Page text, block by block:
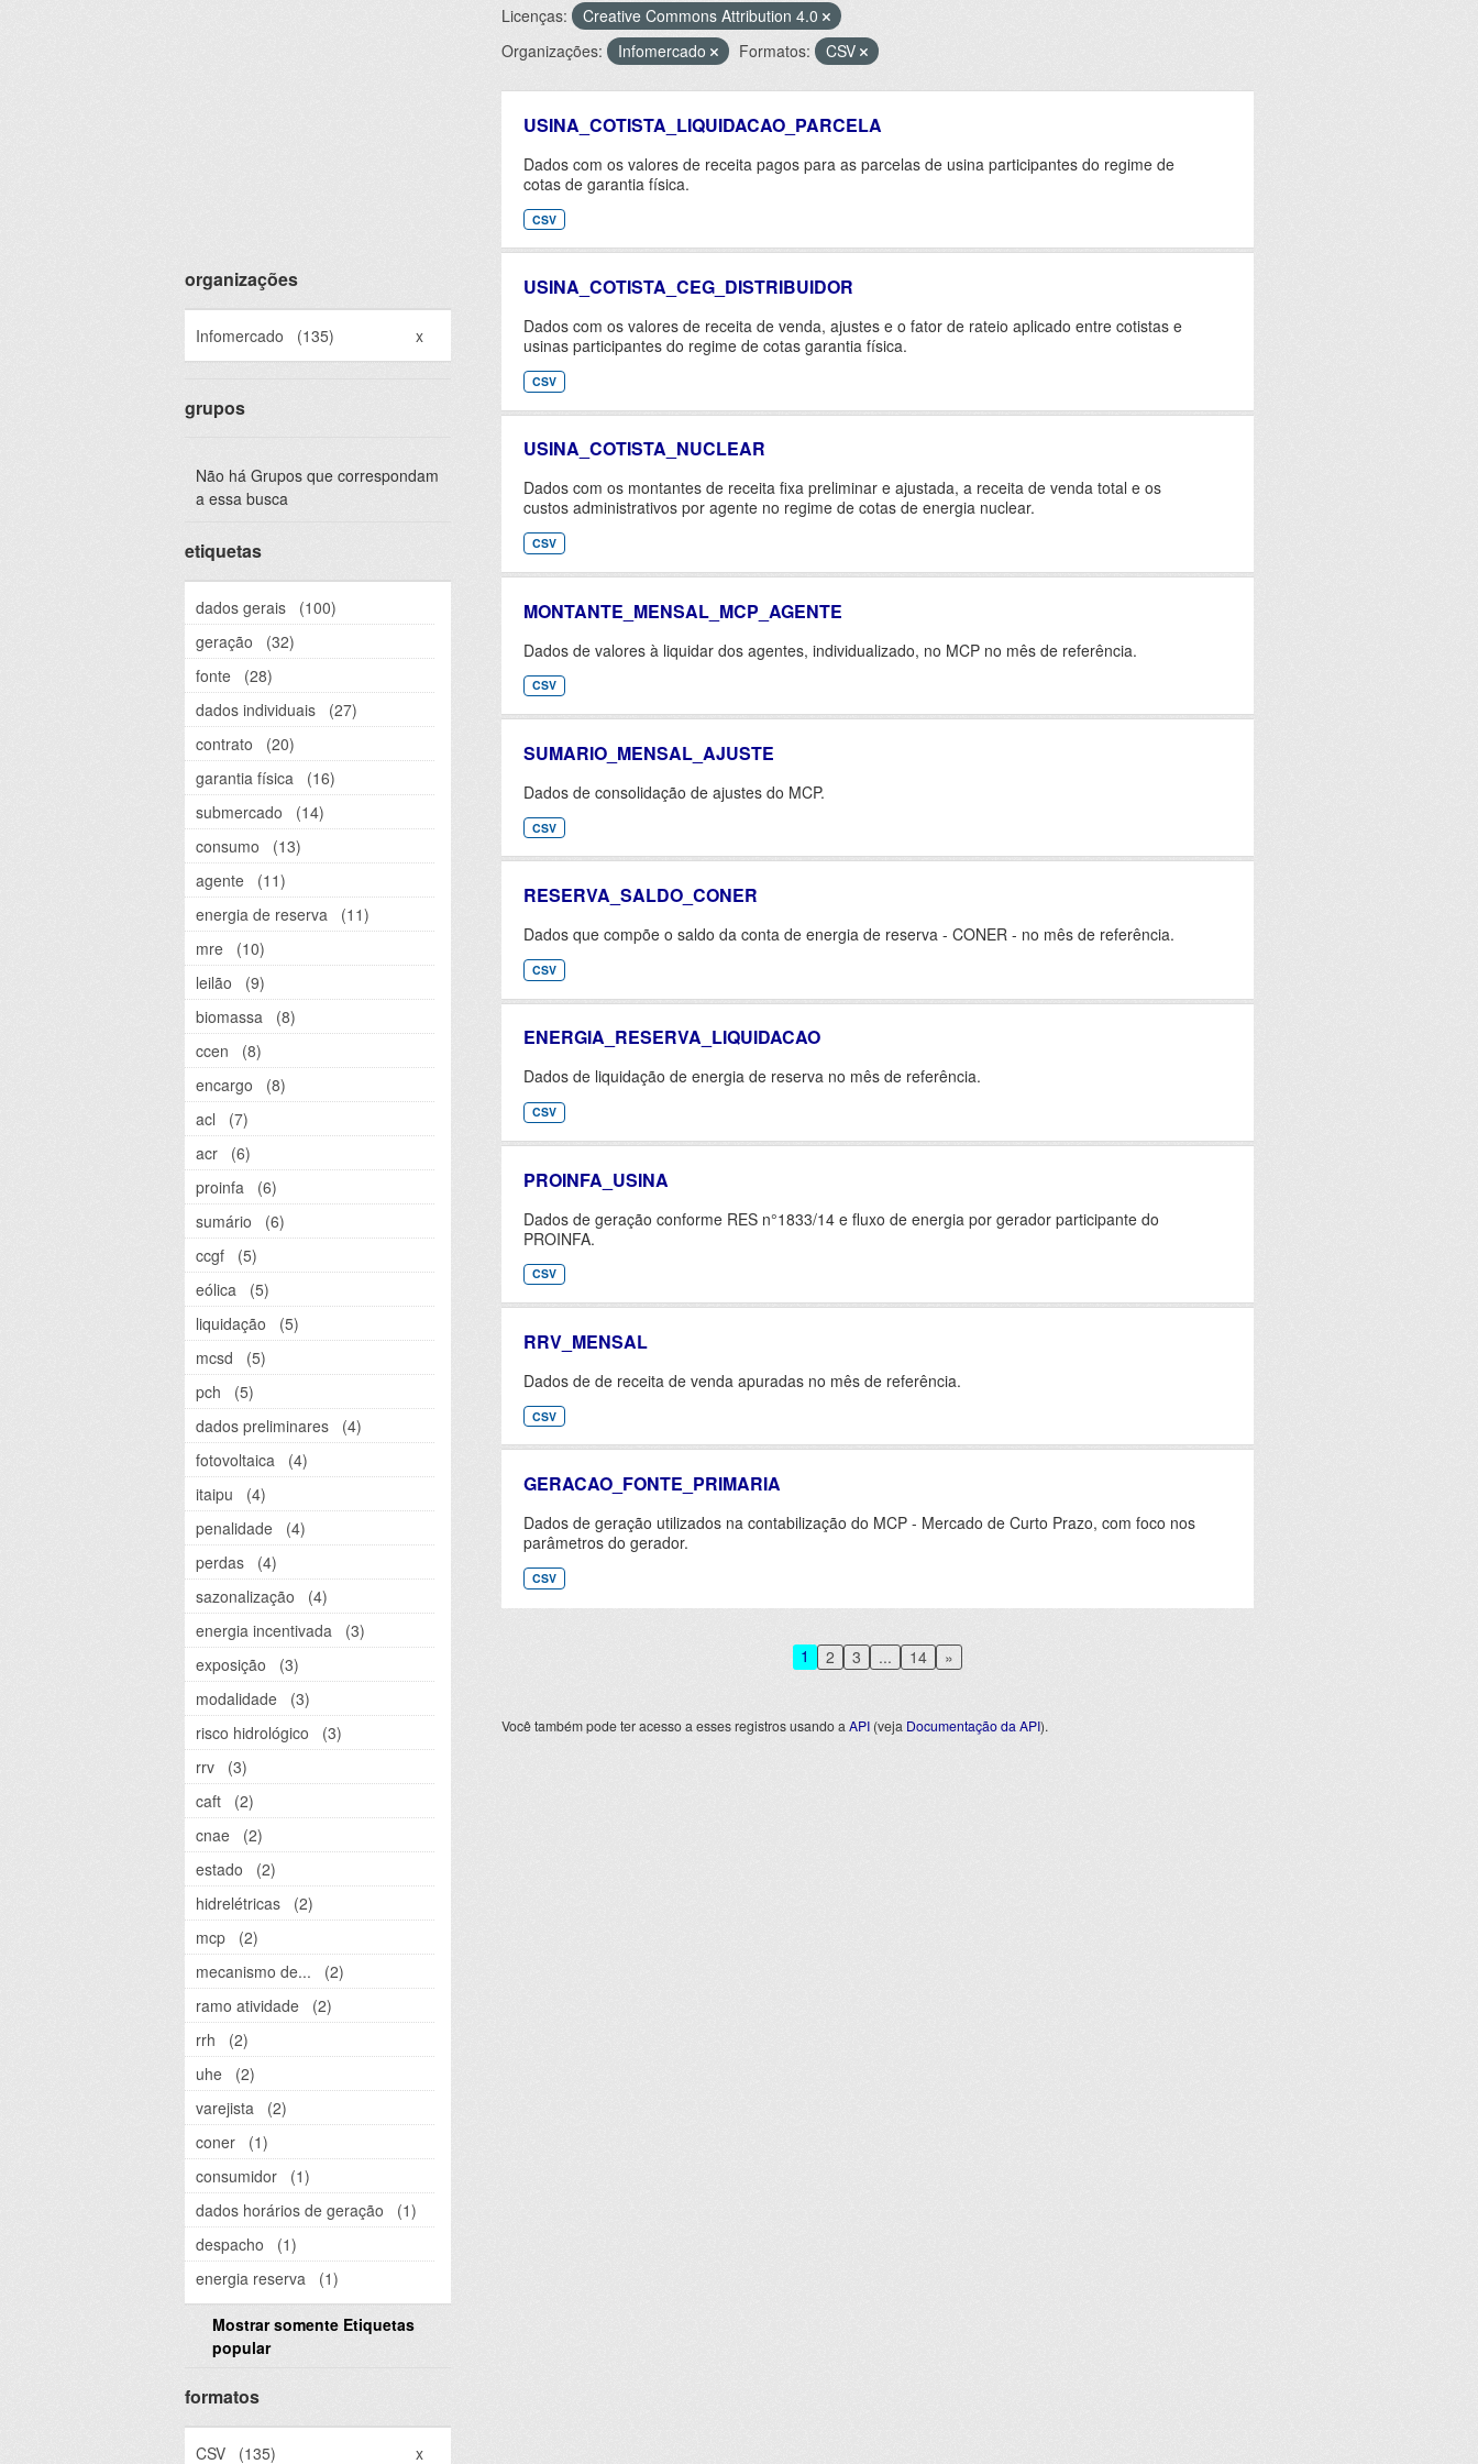
organizações
Infomercado (135) x
grupos
Não há Grupos que correspondam
a essa busca
etiquetas
dados gerais
(100)
geração
(32)
fonte
(28)
dados individuais
(27)
contrato
(20)
garantia física
(16)
submercado
(14)
consumo
(13)
agente
(11)
energia de reserva
(11)
mre
(10)
leilão
(9)
biomassa
(8)
ccen
(8)
encargo
(8)
acl
(7)
acr
(6)
proinfa
(6)
sumário
(6)
ccgf
(5)
eólica
(5)
liquidação
(5)
mcsd
(5)
pch
(5)
dados preliminares
(4)
fotovoltaica
(4)
itaipu
(4)
penalidade
(4)
perdas
(4)
sazonalização
(4)
energia incentivada
(3)
exposição
(3)
modalidade
(3)
risco hidrológico
(3)
rrv
(3)
caft
(2)
cnae
(2)
estado
(2)
hidrelétricas
(2)
mcp
(2)
mecanismo de...
(2)
ramo atividade
(2)
rrh
(2)
uhe
(2)
varejista
(2)
coner
(1)
consumidor
(1)
dados horários de geração
(1)
despacho
(1)
energia reserva
(1)
Mostrar somente Etiquetas
popular
formatos
CSV (135) x
Licenças:
Creative Commons Attribution 4.0
Organizações:
Infomercado Formatos: CSV
USINA_COTISTA_LIQUIDACAO_PARCELA
Dados com os valores de receita pagos para as parcelas de usina participantes do regime de
cotas de garantia física.
CSV
USINA_COTISTA_CEG_DISTRIBUIDOR
Dados com os valores de receita de venda, ajustes e o fator de rateio aplicado entre cotistas e
usinas participantes do regime de cotas garantia física.
CSV
USINA_COTISTA_NUCLEAR
Dados com os montantes de receita fixa preliminar e ajustada, a receita de venda total e os
custos administrativos por agente no regime de cotas de energia nuclear.
CSV
MONTANTE_MENSAL_MCP_AGENTE
Dados de valores à liquidar dos agentes, individualizado, no MCP no mês de referência.
CSV
SUMARIO_MENSAL_AJUSTE
Dados de consolidação de ajustes do MCP.
CSV
RESERVA_SALDO_CONER
Dados que compõe o saldo da conta de energia de reserva - CONER - no mês de referência.
CSV
ENERGIA_RESERVA_LIQUIDACAO
Dados de liquidação de energia de reserva no mês de referência.
CSV
PROINFA_USINA
Dados de geração conforme RES n°1833/14 e fluxo de energia por gerador participante do
PROINFA.
CSV
RRV_MENSAL
Dados de de receita de venda apuradas no mês de referência.
CSV
GERACAO_FONTE_PRIMARIA
Dados de geração utilizados na contabilização do MCP - Mercado de Curto Prazo, com foco nos
parâmetros do gerador.
CSV
1 2 3 ... 14 »
Você também pode ter acesso a esses registros usando a API (veja Documentação da API).